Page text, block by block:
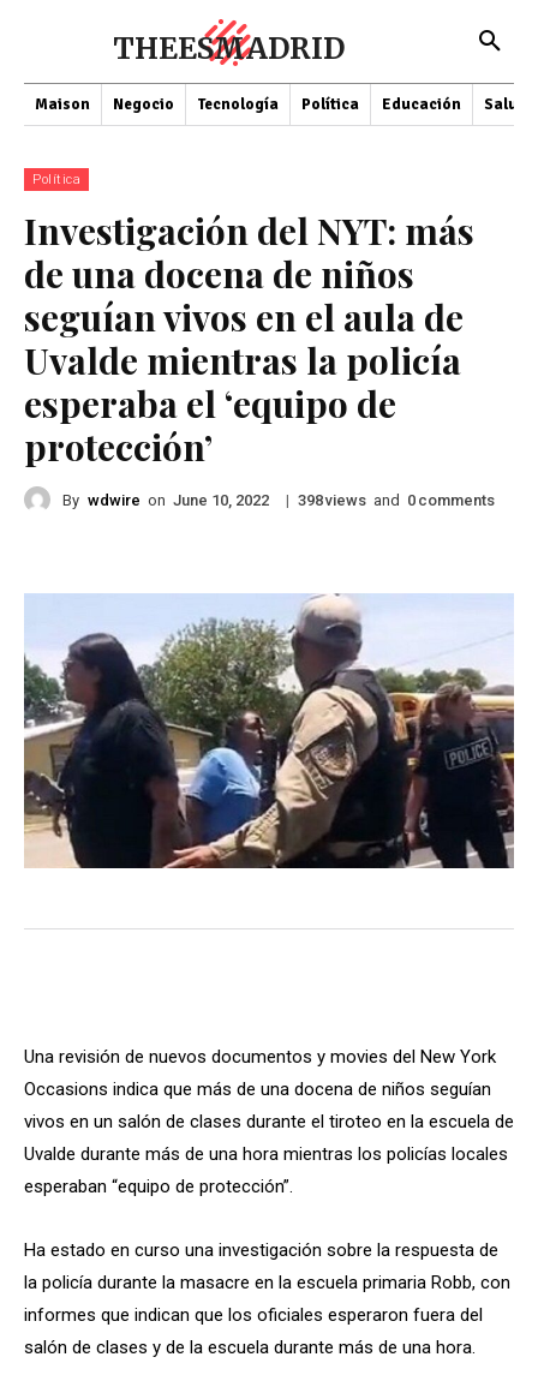
THEESMADRID
Maison Negocio Tecnología Política Educación Salud
Política
Investigación del NYT: más
de una docena de niños
seguían vivos en el aula de
Uvalde mientras la policía
esperaba el ‘equipo de
protección’
By wdwire on June 10, 2022 | 398views and 0 comments
Una revisión de nuevos documentos y movies del New York
Occasions indica que más de una docena de niños seguían
vivos en un salón de clases durante el tiroteo en la escuela de
Uvalde durante más de una hora mientras los policías locales
esperaban “equipo de protección”.
Ha estado en curso una investigación sobre la respuesta de
la policía durante la masacre en la escuela primaria Robb, con
informes que indican que los oficiales esperaron fuera del
salón de clases y de la escuela durante más de una hora.